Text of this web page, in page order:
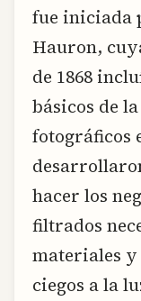
fue iniciada
Hauron,
de 1868
básicos de
fotográficos
hacer los
filtrados
materiales y
ciegos a la